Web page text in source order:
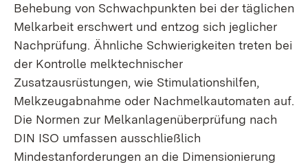
Behebung von Schwachpunkten bei der täglichen
Melkarbeit erschwert und entzog sich jeglicher
Nachprüfung. Ähnliche Schwierigkeiten treten bei
der Kontrolle melktechnischer
Zusatzausrüstungen, wie Stimulationshilfen,
Melkzeugabnahme oder Nachmelkautomaten auf.
Die Normen zur Melkanlagenüberprüfung nach
DIN ISO umfassen ausschließlich
Mindestanforderungen an die Dimensionierung